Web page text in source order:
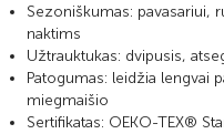
Sezoniškumas: pavasariui,
naktims
Užtrauktukas: dvipusis,
Patogumas: leidžia lengvai
miegmaišio
Sertifikatas: OEKO-TEX®